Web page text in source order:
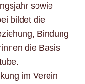
sowie
bildet die
Bindung
die Basis
im Verein